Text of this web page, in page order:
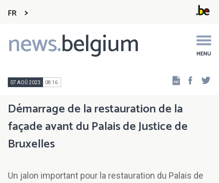
FR
news.belgium MENU
Main
navigation
07 AOÛ 2023 08:16
Démarrage de la restauration de la
façade avant du Palais de Justice de
Bruxelles
Un jalon important pour la restauration du Palais de